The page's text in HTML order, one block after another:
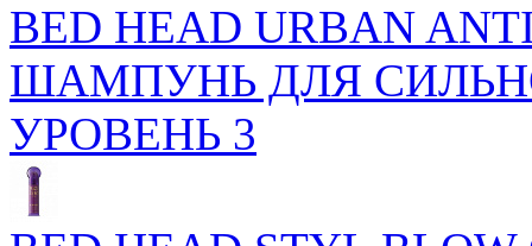
BED HEAD URBAN
ШАМПУНЬ ДЛЯ
УРОВЕНЬ 3